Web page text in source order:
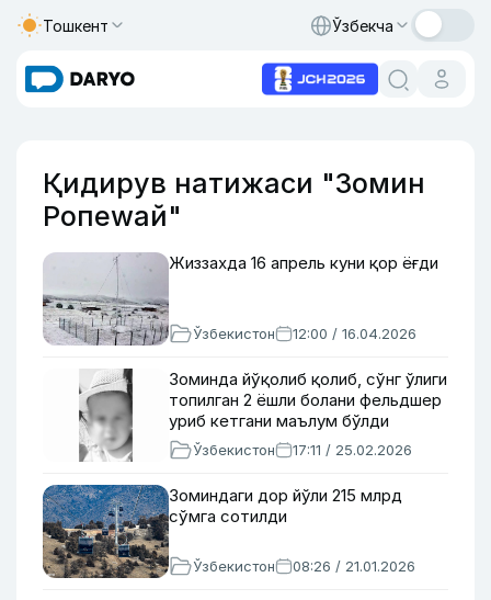
Тошкент Ўзбекча
Қидирув натижаси "Зомин
Ропеwай"
Жиззахда 16 апрель куни қор ёғди
Ўзбекистон 12:00 / 16.04.2026
Зоминда йўқолиб қолиб, сўнг ўлиги
топилган 2 ёшли болани фельдшер
уриб кетгани маълум бўлди
Ўзбекистон 17:11 / 25.02.2026
Зоминдаги дор йўли 215 млрд
сўмга сотилди
Ўзбекистон 08:26 / 21.01.2026